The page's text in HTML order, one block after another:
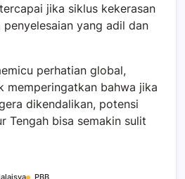
jika siklus kekerasan
yang adil dan
perhatian global,
memperingatkan bahwa jika
dikendalikan, potensi
Tengah bisa semakin sulit
PBB